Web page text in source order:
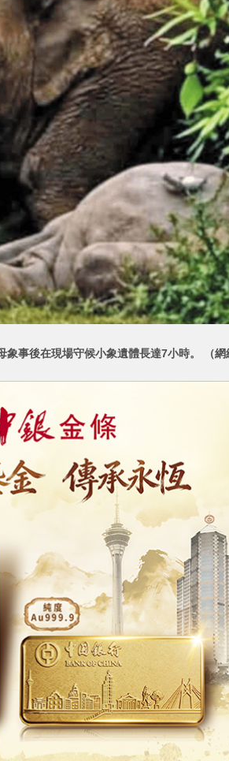
象事後在現場守候小象遺體長達7小時。 （網